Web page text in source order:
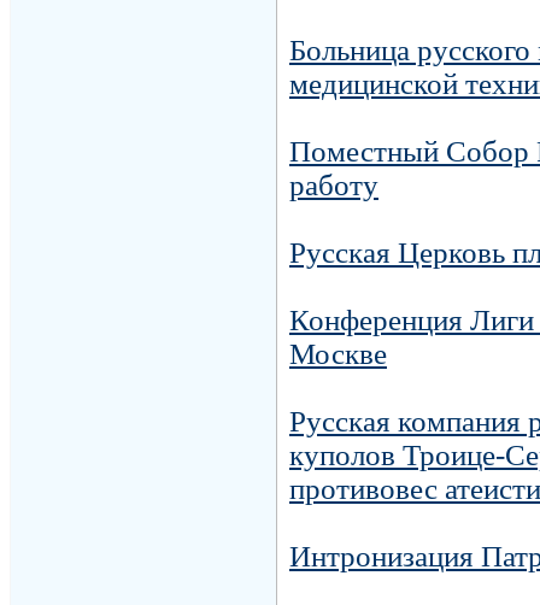
Больница
медицинской
Поместный Собор
работу
Русская Церковь
Конференция
Москве
Русская компания
куполов Троице-
противовес
Интронизация